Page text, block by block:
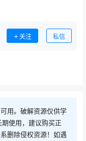
关注 私信
用。破解资源仅供学
使用，建议购买正
删除侵权资源！如遇